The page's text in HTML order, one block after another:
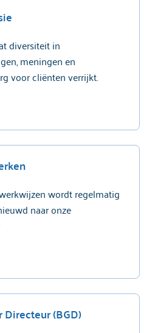
diversiteit in
meningen en
voor cliënten verrijkt.
wordt regelmatig
naar onze
Directeur (BGD)